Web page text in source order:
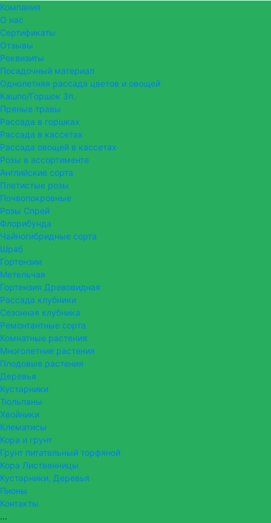
Компания
О нас
Сертификаты
Отзывы
Реквизиты
Посадочный материал
Однолетняя рассада цветов и овощей
Кашпо/Горшок 3п.
Пряные травы
Рассада в горшках
Рассада в кассетах
Рассада овощей в кассетах
Розы в ассортименте
Английские сорта
Плетистые розы
Почвопокровные
Розы Спрей
Флорибунда
Чайногибридные сорта
Шраб
Гортензии
Метельчая
Гортензия Древовидная
Рассада клубники
Сезонная клубника
Ремонтантные сорта
Комнатные растения
Многолетние растения
Плодовые растения
Деревья
Кустарники
Тюльпаны
Хвойники
Клематисы
Кора и грунт
Грунт питательный торфяной
Кора Лиственницы
Кустарники, Деревья
Пионы
Контакты
...